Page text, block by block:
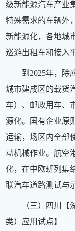
级新能源汽车产业
特殊需求的车辆外
新能源化，各地城
巡游出租车和接入
到2025年，除
城市建成区的载货
车）、邮政用车、
源化。国有企业原
运输，场区内全部
动机械作业。航空
化，在中欧班列集
联汽车道路测试与
（三）四川
类）应用试点】